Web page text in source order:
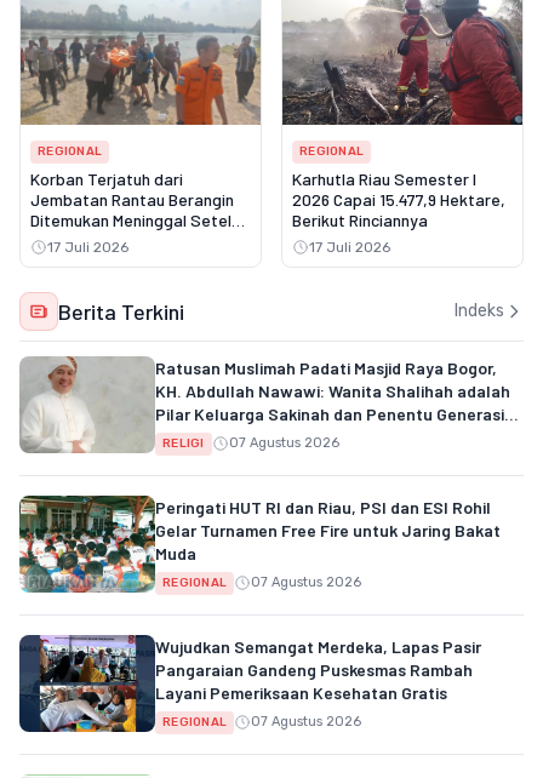
REGIONAL
Korban Terjatuh dari
Jembatan Rantau Berangin
Ditemukan Meninggal Setelah
Tiga Hari Pencarian
17 Juli 2026
REGIONAL
Karhutla Riau Semester I
2026 Capai 15.477,9 Hektare,
Berikut Rinciannya
17 Juli 2026
Berita Terkini Indeks
Ratusan Muslimah Padati Masjid Raya Bogor,
KH. Abdullah Nawawi: Wanita Shalihah adalah
Pilar Keluarga Sakinah dan Penentu Generasi
Qur'ani
RELIGI 07 Agustus 2026
Peringati HUT RI dan Riau, PSI dan ESI Rohil
Gelar Turnamen Free Fire untuk Jaring Bakat
Muda
REGIONAL 07 Agustus 2026
Wujudkan Semangat Merdeka, Lapas Pasir
Pangaraian Gandeng Puskesmas Rambah
Layani Pemeriksaan Kesehatan Gratis
REGIONAL 07 Agustus 2026